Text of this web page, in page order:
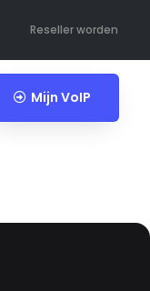
Reseller worden
Mijn VoIP